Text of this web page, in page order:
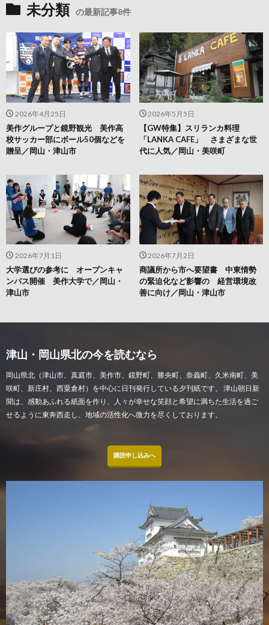
未分類 の最新記事8件
2026年7月2日
商議所から市へ要望書 中東情勢
の緊迫化など影響の 経営環境改
善に向け／岡山・津山市
2026年7月1日
大学選びの参考に オープンキャ
ンパス開催 美作大学で／岡山・
津山市
2026年5月5日
【GW特集】スリランカ料理
「LANKA CAFE」 さまざまな世
代に人気／岡山・美咲町
2026年4月25日
美作グループと鏡野観光 美作高
校サッカー部にボール50個などを
贈呈／岡山・津山市
津山・岡山県北の今を読むなら
岡山県北（津山市、真庭市、美作市、鏡野町、勝央町、奈義町、久米南町、美
咲町、新庄村、西粟倉村）を中心に日刊発行している夕刊紙です。 津山朝日新
聞は、感動あふれる紙面を作り、人々が幸せな笑顔と希望に満ちた生活を過ご
せるように東奔西走し、地域の活性化へ微力を尽くしております。
購読申し込みへ